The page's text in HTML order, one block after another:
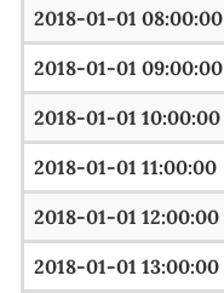
2018-01-01 08:00:00
2018-01-01 09:00:00
2018-01-01 10:00:00
2018-01-01 11:00:00
2018-01-01 12:00:00
2018-01-01 13:00:00